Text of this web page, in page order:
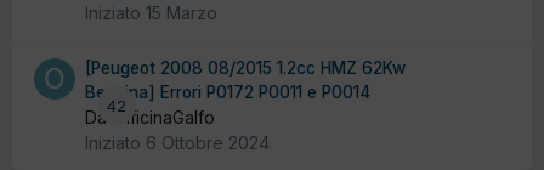
Iniziato 15 Marzo
42
[Peugeot 2008 08/2015 1.2cc HMZ 62Kw
Benzina] Errori P0172 P0011 e P0014
Da OfficinaGalfo
Iniziato 6 Ottobre 2024